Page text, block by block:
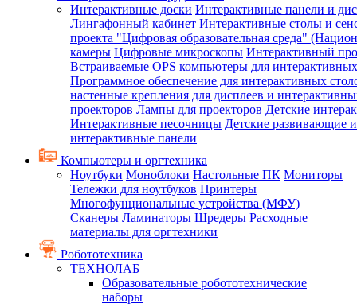
Интерактивные доски Интерактивные панели и
Лингафонный кабинет Интерактивные столы и
проекта "Цифровая образовательная среда"
камеры Цифровые микроскопы Интерактивный
Встраиваемые OPS компьютеры для
Программное обеспечение для интерактивных
настенные крепления для дисплеев и
проекторов Лампы для проекторов Детские
Интерактивные песочницы Детские развивающие
интерактивные панели
Компьютеры и оргтехника
Ноутбуки Моноблоки Настольные ПК Мониторы
Тележки для ноутбуков Принтеры
Многофунциональные устройства (МФУ)
Сканеры Ламинаторы Шредеры Расходные
материалы для оргтехники
Робототехника
ТЕХНОЛАБ
Образовательные робототехнические
наборы